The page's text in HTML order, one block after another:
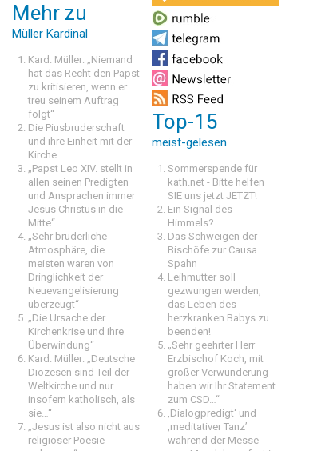
Mehr zu
Müller Kardinal
Kard. Müller: „Niemand
hat das Recht den Papst
zu kritisieren, wenn er
treu seinem Auftrag
folgt“
Die Piusbruderschaft
und ihre Einheit mit der
Kirche
„Papst Leo XIV. stellt in
allen seinen Predigten
und Ansprachen immer
Jesus Christus in die
Mitte“
„Sehr brüderliche
Atmosphäre, die
meisten waren von
Dringlichkeit der
Neuevangelisierung
überzeugt“
„Die Ursache der
Kirchenkrise und ihre
Überwindung“
Kard. Müller: „Deutsche
Diözesen sind Teil der
Weltkirche und nur
insofern katholisch, als
sie…“
„Jesus ist also nicht aus
religiöser Poesie
Top-15
meist-gelesen
Sommerspende für
kath.net - Bitte helfen
SIE uns jetzt JETZT!
Ein Signal des
Himmels?
Das Schweigen der
Bischöfe zur Causa
Spahn
Leihmutter soll
gezwungen werden,
das Leben des
herzkranken Babys zu
beenden!
„Sehr geehrter Herr
Erzbischof Koch, mit
großer Verwunderung
haben wir Ihr Statement
zum CSD…“
‚Dialogpredigt‘ und
‚meditativer Tanz’
während der Messe